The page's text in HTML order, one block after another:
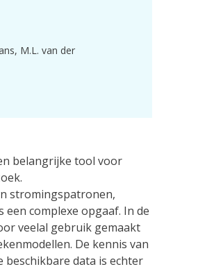
M.L. van der
belangrijke tool voor
stromingspatronen,
een complexe opgaaf. In de
veelal gebruik gemaakt
De kennis van
beschikbare data is echter